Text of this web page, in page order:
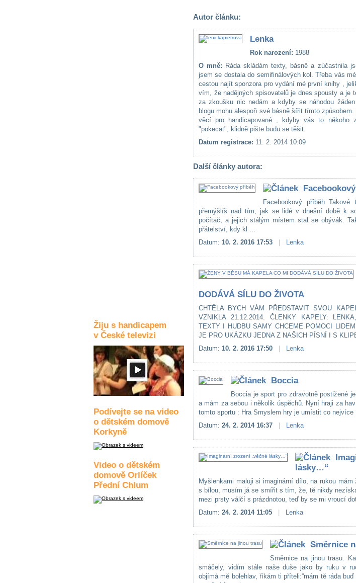
Žiju s handicapem
v České televizi
Podívejte se na video
o dětském domově
Korkyně
Video o dětském
domově Orlíček
Přední Chlum
Autor článku:
Lenka
Rok narození: 1988
O mně: Ráda skládám texty, básně a zúčastnila
jsem se dostala do semifinálových kol. Třeba vás
cestou najít sponzora pro vydání mé první knihy ,
vím, že nadějných spisovatelů je dnes spousty a je
za zkoušku nic nedám a kdyby se náhodou
blogu mohu alespoň své básně šířit tímto
věcí pro handicapované , kdyby vás to někoho
"pokecat", klidně pište budu se těšit.
Datum registrace: 11. 2. 2014 10:09
Další články autora:
Facebookový příběh
přemýšlíš nad tím, jak se lidé v dnešní době k
počítač, a jejich stálým místem stal se obývák.
přátelství, kdy kl ...
Datum: 10. 2. 2016 17:53 Lenka
DODÁVÁ SÍLU DO ŽIVOTA
CHTĚLA BYCH VÁM PŘEDSTAVIT SVOU
VZNIKLA 21.12.2014. ČLENKY KAPELY:
TEXTY I HUDBU SAMY CHCEME POMOCI
JE PRO UKÁZKU JEDNA Z NAŠICH PÍSNÍ I S
Datum: 10. 2. 2016 17:50 Lenka
Boccia
Boccia je sport pro zdravotně postižené
a mám za sebou i několik úspěchů. Nyní hraji za
tomto sportu : Hra Smyslem hry je umístit co
Datum: 24. 2. 2014 16:37 Lenka
lásky…“
Myšlenkami maluji si imaginární dílo, na rukou
s bílou, musím já se smířit s tím, že, tě nikdy
mezi prsty válčí s prázdnotou, teď by se mi vroucí
Datum: 24. 2. 2014 11:05 Lenka
Směrnice
Směrnice na jinou trasu.
smáčely, vidím stále naše duše jako by ruku v
objímá mě bolehlav, říkám ti příteli:“mám tě ráda